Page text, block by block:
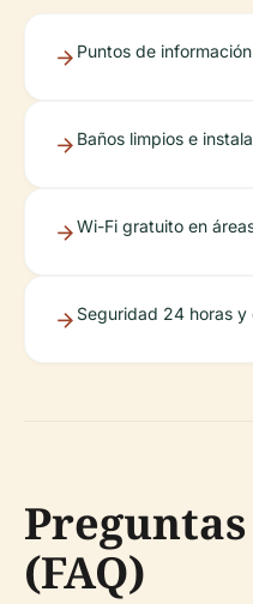
Puntos de
Baños limpios e
Wi-Fi gratuito en
Seguridad 24 horas y
(FAQ)